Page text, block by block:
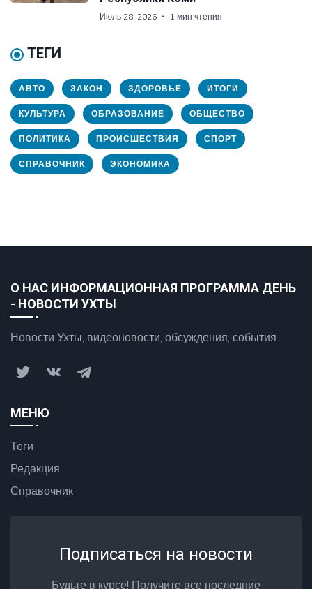
Июль 28, 2026 1 мин чтения
ТЕГИ
АВТО ЗАКОН ЗДОРОВЬЕ ИТОГИ
КУЛЬТУРА ОБРАЗОВАНИЕ ОБЩЕСТВО
ПОЛИТИКА ПРОИСШЕСТВИЯ СПОРТ
СПРАВОЧНИК ЭКОНОМИКА
О НАС ИНФОРМАЦИОННАЯ ПРОГРАММА ДЕНЬ
- НОВОСТИ УХТЫ
Новости Ухты, видеоновости, обсуждения, события.
МЕНЮ
Теги
Редакция
Справочник
Подписаться на новости
Будьте в курсе! Получите все последние